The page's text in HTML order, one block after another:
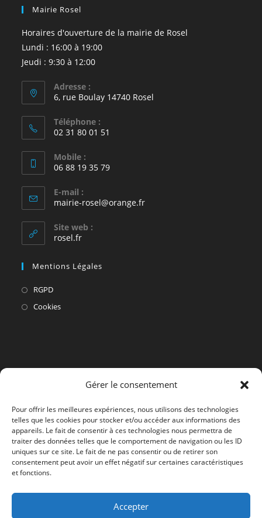
Gérer le consentement
Pour offrir les meilleures expériences, nous utilisons des technologies
telles que les cookies pour stocker et/ou accéder aux informations des
appareils. Le fait de consentir à ces technologies nous permettra de
traiter des données telles que le comportement de navigation ou les ID
uniques sur ce site. Le fait de ne pas consentir ou de retirer son
consentement peut avoir un effet négatif sur certaines caractéristiques
et fonctions.
Accepter
Mairie Rosel
Horaires d'ouverture de la mairie de Rosel
Lundi : 16:00 à 19:00
Jeudi : 9:30 à 12:00
Adresse :
6, rue Boulay 14740 Rosel
Téléphone :
02 31 80 01 51
Mobile :
06 88 19 35 79
E-mail :
mairie-rosel@orange.frS’ouvre
Site web :
rosel.fr
Mentions Légales
RGPDS’ouvre
dans
CookiesS’ouvre